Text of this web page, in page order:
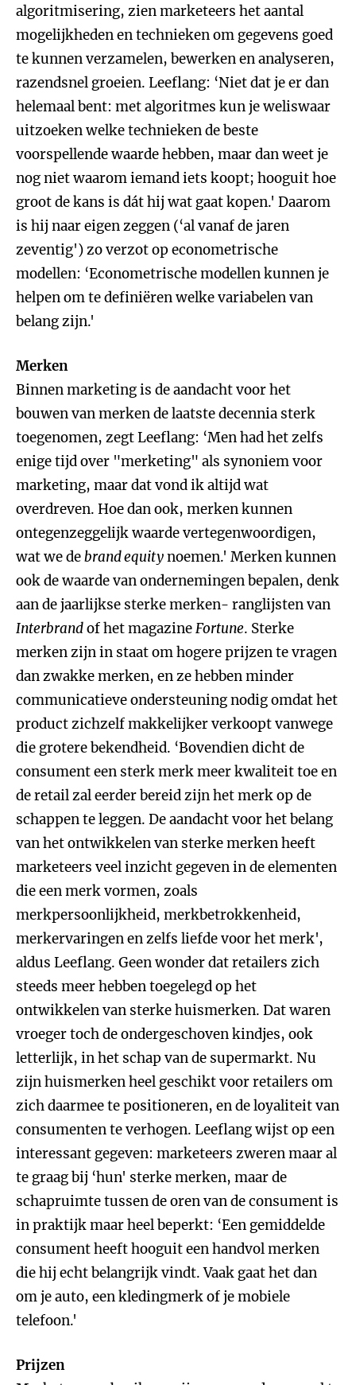
algoritmisering, zien marketeers het aantal
mogelijkheden en technieken om gegevens goed
te kunnen verzamelen, bewerken en analyseren,
razendsnel groeien. Leeflang: ‘Niet dat je er dan
helemaal bent: met algoritmes kun je weliswaar
uitzoeken welke technieken de beste
voorspellende waarde hebben, maar dan weet je
nog niet waarom iemand iets koopt; hooguit hoe
groot de kans is dát hij wat gaat kopen.' Daarom
is hij naar eigen zeggen (‘al vanaf de jaren
zeventig') zo verzot op econometrische
modellen: ‘Econometrische modellen kunnen je
helpen om te definiëren welke variabelen van
belang zijn.'
Merken
Binnen marketing is de aandacht voor het
bouwen van merken de laatste decennia sterk
toegenomen, zegt Leeflang: ‘Men had het zelfs
enige tijd over "merketing" als synoniem voor
marketing, maar dat vond ik altijd wat
overdreven. Hoe dan ook, merken kunnen
ontegenzeggelijk waarde vertegenwoordigen,
wat we debrand equitynoemen.' Merken kunnen
ook de waarde van ondernemingen bepalen, denk
aan de jaarlijkse sterke merken- ranglijsten van
Interbrandof het magazineFortune. Sterke
merken zijn in staat om hogere prijzen te vragen
dan zwakke merken, en ze hebben minder
communicatieve ondersteuning nodig omdat het
product zichzelf makkelijker verkoopt vanwege
die grotere bekendheid. ‘Bovendien dicht de
consument een sterk merk meer kwaliteit toe en
de retail zal eerder bereid zijn het merk op de
schappen te leggen. De aandacht voor het belang
van het ontwikkelen van sterke merken heeft
marketeers veel inzicht gegeven in de elementen
die een merk vormen, zoals
merkpersoonlijkheid, merkbetrokkenheid,
merkervaringen en zelfs liefde voor het merk',
aldus Leeflang. Geen wonder dat retailers zich
steeds meer hebben toegelegd op het
ontwikkelen van sterke huismerken. Dat waren
vroeger toch de ondergeschoven kindjes, ook
letterlijk, in het schap van de supermarkt. Nu
zijn huismerken heel geschikt voor retailers om
zich daarmee te positioneren, en de loyaliteit van
consumenten te verhogen. Leeflang wijst op een
interessant gegeven: marketeers zweren maar al
te graag bij ‘hun' sterke merken, maar de
schapruimte tussen de oren van de consument is
in praktijk maar heel beperkt: ‘Een gemiddelde
consument heeft hooguit een handvol merken
die hij echt belangrijk vindt. Vaak gaat het dan
om je auto, een kledingmerk of je mobiele
telefoon.'
Prijzen